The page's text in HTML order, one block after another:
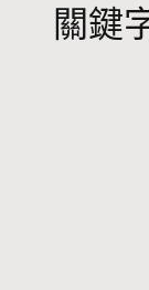
關鍵